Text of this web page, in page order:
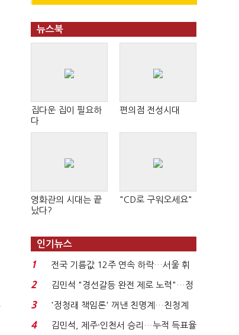
뉴스북
집다운 집이 필요하
다
편의점 전성시대
영화관의 시대는 끝
났다?
"CD로 구워오세요"
인기뉴스
1
전국 기름값 12주 연속 하락…서울 휘
발윳값 1909원...
2
김민석 "경선갈등 완전 제로 노력"…정
청래 "반명 공세 사...
3
'정청래 책임론' 꺼낸 친명계…친청계
는 추가투표 때리기...
4
김민석, 제주·인천서 승리…누적 득표율